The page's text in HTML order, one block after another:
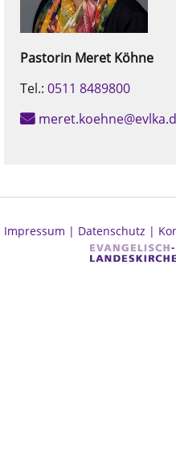
Pastorin Meret Köhne
Tel.: 0511 8489800
Impressum | Datenschutz |